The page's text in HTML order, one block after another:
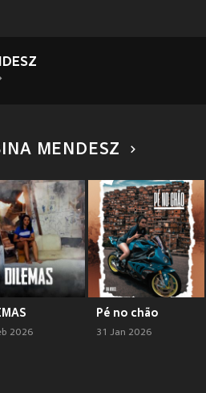
MENDESZ
2026
Pé no chão
31 Jan 2026